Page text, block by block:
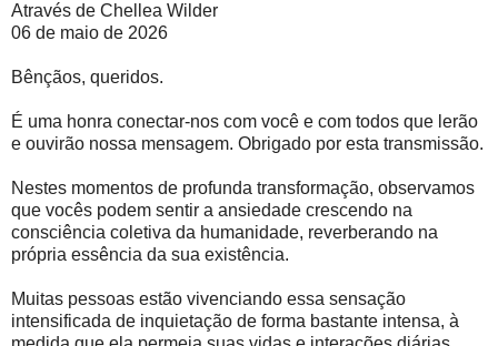
Através de Chellea Wilder
06 de maio de 2026
Bênçãos, queridos.
É uma honra conectar-nos com você e com todos que lerão
e ouvirão nossa mensagem. Obrigado por esta transmissão.
Nestes momentos de profunda transformação, observamos
que vocês podem sentir a ansiedade crescendo na
consciência coletiva da humanidade, reverberando na
própria essência da sua existência.
Muitas pessoas estão vivenciando essa sensação
intensificada de inquietação de forma bastante intensa, à